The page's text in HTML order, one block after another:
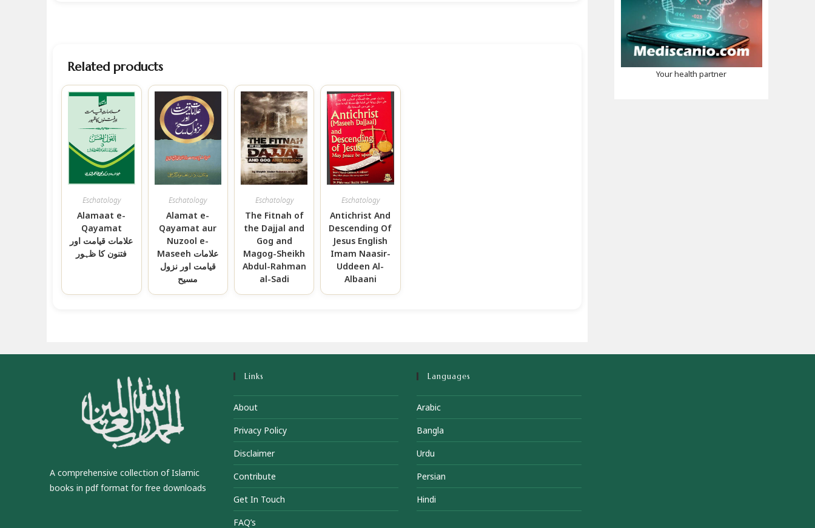
Related products
Eschatology
Alamaat e-
Qayamat
علامات قیامت اور
فتنون کا ظہور
Eschatology
Alamat e-
Qayamat aur
Nuzool e-
Maseeh علامات
قیامت اور نزول
مسیح
Eschatology
The Fitnah of
the Dajjal and
Gog and
Magog-Sheikh
Abdul-Rahman
al-Sadi
Eschatology
Antichrist And
Descending Of
Jesus English
Imam Naasir-
Uddeen Al-
Albaani
Your health partner
A comprehensive collection of Islamic
books in pdf format for free downloads
Links
About
Privacy Policy
Disclaimer
Contribute
Get In Touch
FAQ’s
Languages
Arabic
Bangla
Urdu
Persian
Hindi